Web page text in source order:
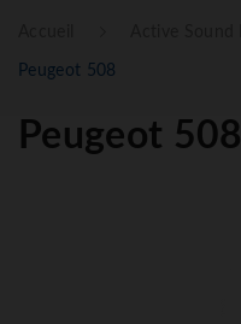
Peugeot 508
Peugeot 508